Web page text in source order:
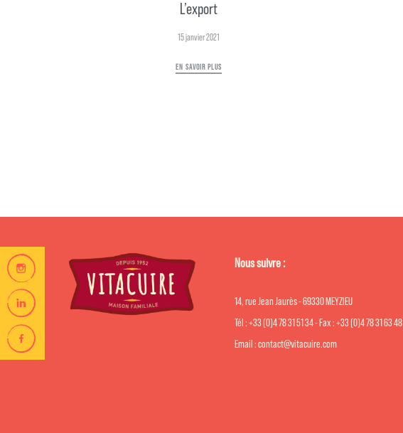
L’export
15 janvier 2021
EN SAVOIR PLUS
Nous suivre :
14, rue Jean Jaurès - 69330 MEYZIEU
Tél : +33 (0)4 78 31 51 34 - Fax : +33 (0)4 78 31 63 48
Email : contact@vitacuire.com